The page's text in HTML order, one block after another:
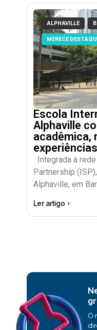
ALPHAVILLE
MERECE
Escola
Alphaville
acadêmica,
Integrada à
Partnership
Alphaville, em
Ler artigo
O